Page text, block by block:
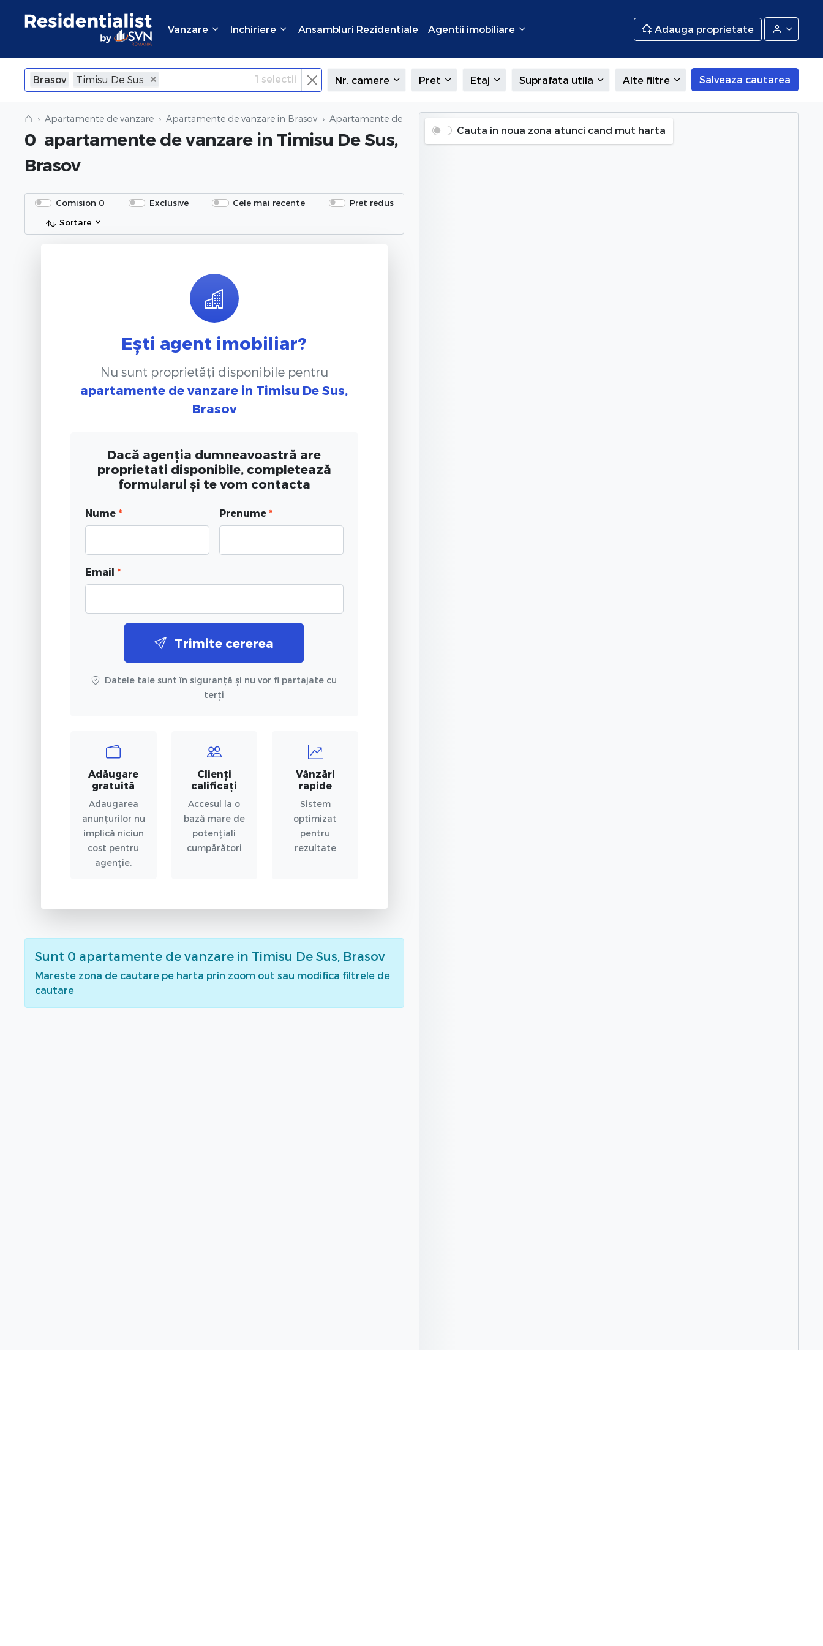
Vanzare Inchiriere Ansambluri Rezidentiale Agentii imobiliare Adauga proprietate
Brasov Timisu De Sus
×Inchide
1 selectii Nr. camere Pret Etaj Suprafata utila Alte filtre Salveaza cautarea
⌂ Apartamente de vanzare Apartamente de vanzare in Brasov Apartamente de vanzare
0 apartamente de vanzare in Timisu De Sus,
Brasov
Comision 0 Exclusive Cele mai recente
Pret redus
Sortare
Ești agent imobiliar?
Nu sunt proprietăți disponibile pentru
apartamente de vanzare in Timisu De Sus,
Brasov
Dacă agenția dumneavoastră are
proprietati disponibile, completează
formularul și te vom contacta
Nume * Prenume *
Email *
Trimite cererea
Datele tale sunt în siguranță și nu vor fi partajate cu
terți
Adăugare
gratuită
Adaugarea
anunțurilor nu
implică niciun
cost pentru
agenție.
Clienți
calificați
Accesul la o
bază mare de
potențiali
cumpărători
Vânzări
rapide
Sistem
optimizat
pentru
rezultate
Sunt 0 apartamente de vanzare in Timisu De Sus, Brasov
Mareste zona de cautare pe harta prin zoom out sau modifica filtrele de
cautare
Cauta in noua zona atunci cand mut harta